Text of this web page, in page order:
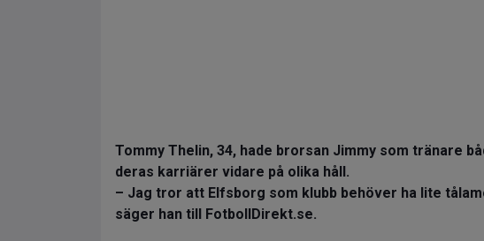
Tommy Thelin, 34, hade brorsan Jimmy som tränare
deras karriärer vidare på olika håll.
– Jag tror att Elfsborg som klubb behöver ha lite
säger han till FotbollDirekt.se.